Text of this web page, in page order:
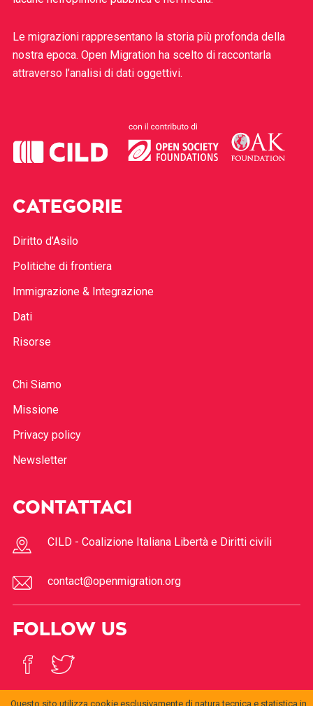
Le migrazioni rappresentano la storia più profonda della
nostra epoca. Open Migration ha scelto di raccontarla
attraverso l’analisi di dati oggettivi.
CATEGORIE
Diritto d’Asilo
Politiche di frontiera
Immigrazione & Integrazione
Dati
Risorse
Chi Siamo
Missione
Privacy policy
Newsletter
CONTATTACI
CILD - Coalizione Italiana Libertà e Diritti civili
contact@openmigration.org
FOLLOW US
Questo sito utilizza cookie esclusivamente di natura tecnica e statistica in